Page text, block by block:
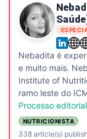
Nebadita é
e muito mais.
Institute of
ramo leste do
Processo
NUTRICIONISTA
338 article(s)